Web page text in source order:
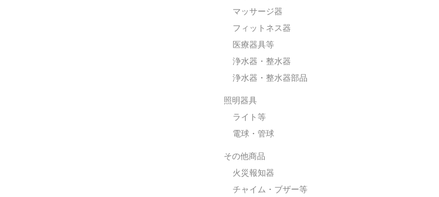
マッサージ器
フィットネス器
医療器具等
浄水器・整水器
浄水器・整水器部品
照明器具
ライト等
電球・管球
その他商品
火災報知器
チャイム・ブザー等